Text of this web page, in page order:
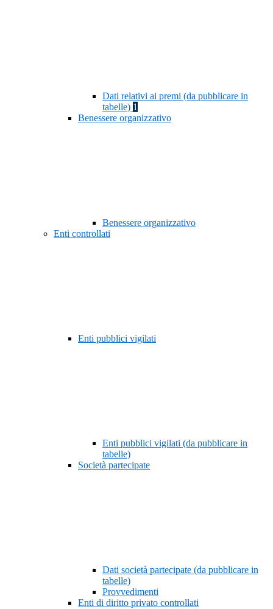
Dati relativi ai premi (da pubblicare in
tabelle) 1
Benessere organizzativo
Benessere organizzativo
Enti controllati
Enti pubblici vigilati
Enti pubblici vigilati (da pubblicare in
tabelle)
Società partecipate
Dati società partecipate (da pubblicare in
tabelle)
Provvedimenti
Enti di diritto privato controllati